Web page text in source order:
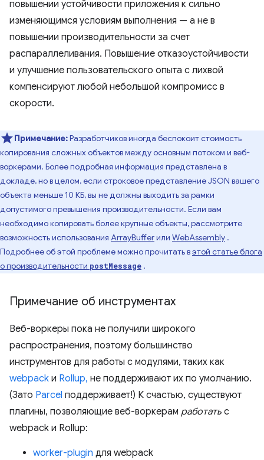
повышении устойчивости приложения к сильно
изменяющимся условиям выполнения — а не в
повышении производительности за счет
распараллеливания. Повышение отказоустойчивости
и улучшение пользовательского опыта с лихвой
компенсируют любой небольшой компромисс в
скорости.
Примечание:Разработчиков иногда беспокоит стоимость
копирования сложных объектов между основным потоком и веб-
воркерами. Более подробная информация представлена ​​в
докладе, но в целом, если строковое представление JSON вашего
объекта меньше 10 КБ, вы не должны выходить за рамки
допустимого превышения производительности. Если вам
необходимо копировать более крупные объекты, рассмотрите
возможность использования ArrayBufferили WebAssembly .
Подробнее об этой проблеме можно прочитать вэтой статье блога
о производительности postMessage .
Примечание об инструментах
Веб-воркеры пока не получили широкого
распространения, поэтому большинство
инструментов для работы с модулями, таких как
webpack и Rollup, не поддерживают их по умолчанию.
(Зато Parcel поддерживает!) К счастью, существуют
плагины, позволяющие веб-воркерам работать с
webpack и Rollup:
worker-plugin для webpack